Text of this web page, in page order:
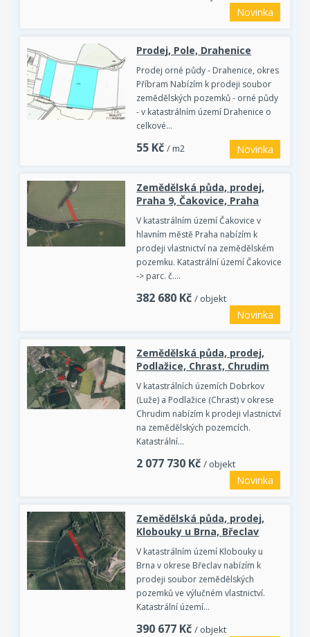
Novinka
Prodej, Pole, Drahenice
Prodej orné půdy - Drahenice, okres
Příbram Nabízím k prodeji soubor
zemědělských pozemků - orné půdy
- v katastrálním území Drahenice o
celkové…
55 Kč / m2 Novinka
Zemědělská půda, prodej,
Praha 9, Čakovice, Praha
V katastrálním území Čakovice v
hlavním městě Praha nabízím k
prodeji vlastnictví na zemědělském
pozemku. Katastrální území Čakovice
-> parc. č.…
382 680 Kč / objekt
Novinka
Zemědělská půda, prodej,
Podlažice, Chrast, Chrudim
V katastrálních územích Dobrkov
(Luže) a Podlažice (Chrast) v okrese
Chrudim nabízím k prodeji vlastnictví
na zemědělských pozemcích.
Katastrální…
2 077 730 Kč / objekt
Novinka
Zemědělská půda, prodej,
Klobouky u Brna, Břeclav
V katastrálním území Klobouky u
Brna v okrese Břeclav nabízím k
prodeji soubor zemědělských
pozemků ve výlučném vlastnictví.
Katastrální území…
390 677 Kč / objekt